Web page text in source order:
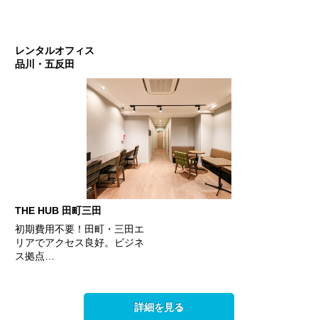
レンタルオフィス
品川・五反田
THE HUB 田町三田
初期費用不要！田町・三田エ
リアでアクセス良好。ビジネ
ス拠点…
詳細を見る